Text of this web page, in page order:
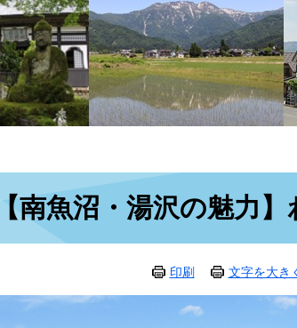
【南魚沼・湯沢の魅力
印刷 文字を大き